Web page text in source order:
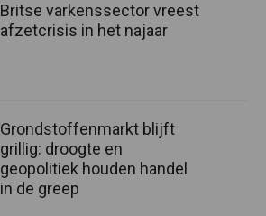
Britse varkenssector vreest
afzetcrisis in het najaar
Grondstoffenmarkt blijft
grillig: droogte en
geopolitiek houden handel
in de greep